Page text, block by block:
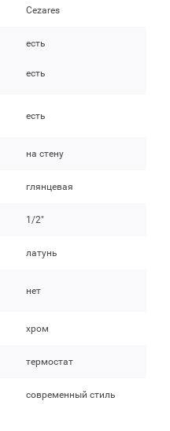
Cezares
есть
есть
есть
на стену
глянцевая
1/2"
латунь
нет
хром
термостат
современный стиль